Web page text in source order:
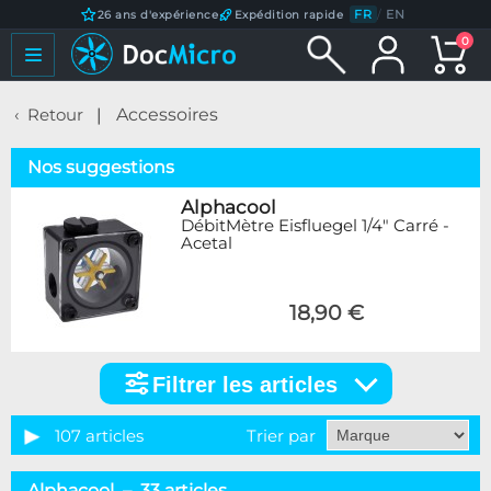
26 ans d'expérience Expédition rapide FR / EN
0
Retour Accessoires
Nos suggestions
Alphacool
DébitMètre Eisfluegel 1/4" Carré -
Acetal
18,90 €
articles
Catégorie
Filtrer les articles
107 articles Trier par